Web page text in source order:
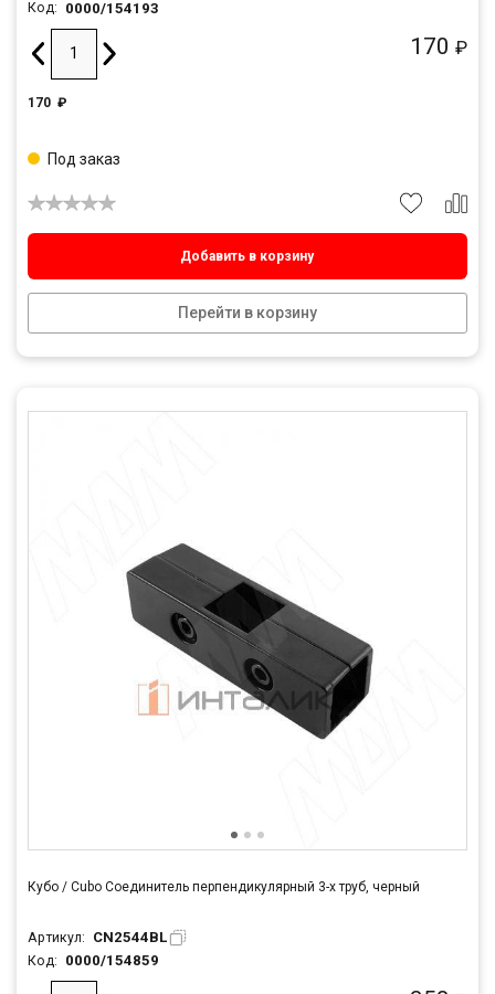
Код: 0000/154193
170 ₽
170 ₽
Добавить в корзину
Перейти в корзину
Под заказ
Кубо / Cubo Соединитель перпендикулярный 3-х труб, черный
Артикул: CN2544BL
Код: 0000/154859